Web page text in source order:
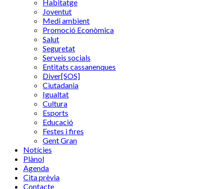
Habitatge
Joventut
Medi ambient
Promoció Econòmica
Salut
Seguretat
Serveis socials
Entitats cassanenques
Diver[SOS]
Ciutadania
Igualtat
Cultura
Esports
Educació
Festes i fires
Gent Gran
Notícies
Plànol
Agenda
Cita prèvia
Contacte